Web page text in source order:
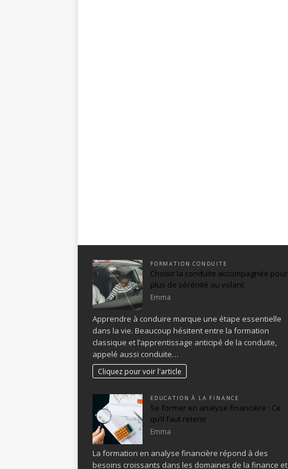
FORMATION CONDUITE
Choisir la conduite accompagnée pour
plus de sérénité au volant
Emma
Apprendre à conduire marque une étape essentielle
dans la vie. Beaucoup hésitent entre la formation
classique et l’apprentissage anticipé de la conduite,
appelé aussi conduite…
Cliquez pour voir l'article
EDUCATION À LA FINANCE
Se former en analyse financière : Ce
qu’il faut retenir
Emma
La formation en analyse financière répond à des
besoins croissants dans les domaines de la finance et